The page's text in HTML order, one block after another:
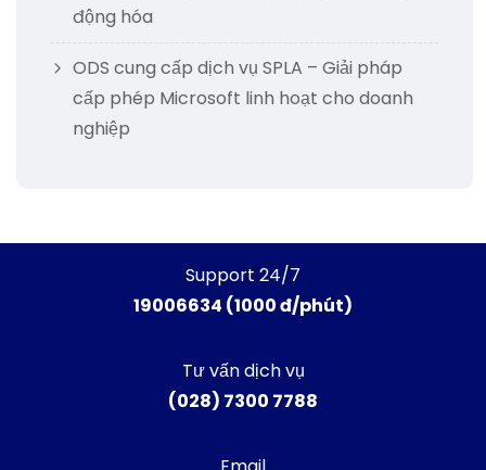
động hóa
ODS cung cấp dịch vụ SPLA – Giải pháp
cấp phép Microsoft linh hoạt cho doanh
nghiệp
Support 24/7
19006634 (1000 đ/phút)
Tư vấn dịch vụ
(028) 7300 7788